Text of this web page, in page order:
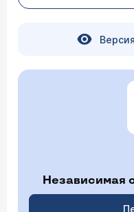
Независимая